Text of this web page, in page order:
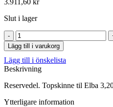
Slut i lager
Topskinne
til
Elba
3,20x5,25
mtr
STYLE
Lägg till i varukorg
Lägg till i önskelista
Beskrivning
Reservedel. Topskinne til Elba
Ytterligare information